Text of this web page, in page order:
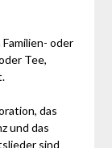
oder
Tee,
das
und das
sind